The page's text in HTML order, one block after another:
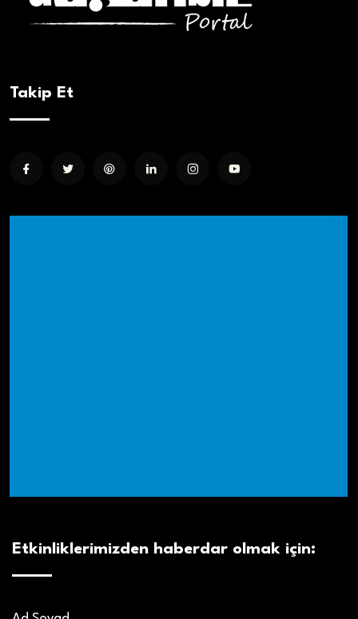
Takip Et
Etkinliklerimizden haberdar olmak için: